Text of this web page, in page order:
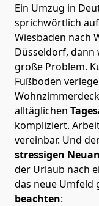
Ein Umzug in
sprichwörtlich auf
Wiesbaden nach
Düsseldorf,
große Problem.
Fußboden
alltäglichen
kompliziert.
vereinbar. Und
stressigen
der Urlaub nach
das neue Umfeld
beachten: